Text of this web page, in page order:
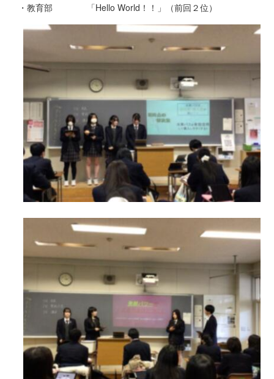
・教育部 「Hello World！！」（前回２位）